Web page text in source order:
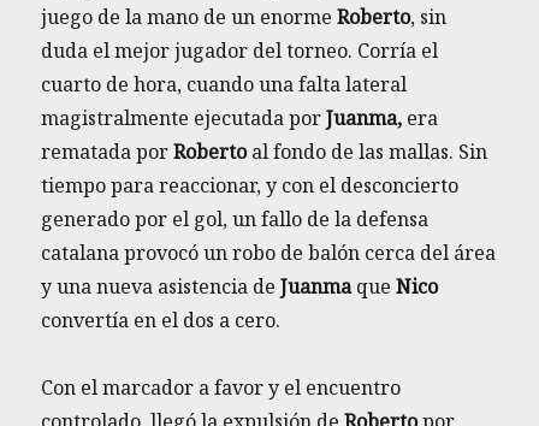
juego de la mano de un enormeRoberto, sin
duda el mejor jugador del torneo. Corría el
cuarto de hora, cuando una falta lateral
magistralmente ejecutada porJuanma, era
rematada porRobertoal fondo de las mallas. Sin
tiempo para reaccionar, y con el desconcierto
generado por el gol, un fallo de la defensa
catalana provocó un robo de balón cerca del área
y una nueva asistencia deJuanmaqueNico
convertía en el dos a cero.
Con el marcador a favor y el encuentro